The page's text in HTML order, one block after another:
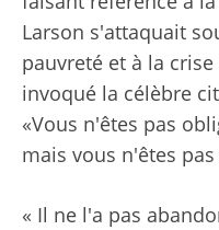
Larson s'attaquait
pauvreté et à la
invoqué la célèbre
«Vous n'êtes pas
mais vous n'êtes
« Il ne l'a pas